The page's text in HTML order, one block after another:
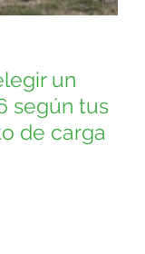
un
según tus
de carga